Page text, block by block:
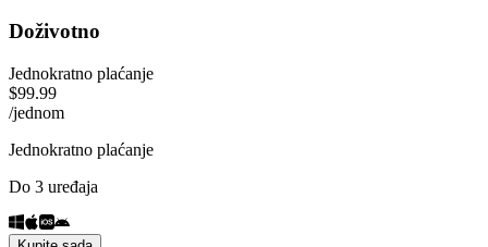
Doživotno
Jednokratno plaćanje
$99.99
/jednom
Jednokratno plaćanje
Do 3 uređaja